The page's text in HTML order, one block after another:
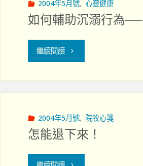
挑
士
的
角
神
智
病
人"
2004年5月號, 心靈健康
如何輔助沉溺行為
繼續閱讀"如
助
沉
溺
2004年5月號, 院牧心箋
怎能退下來！